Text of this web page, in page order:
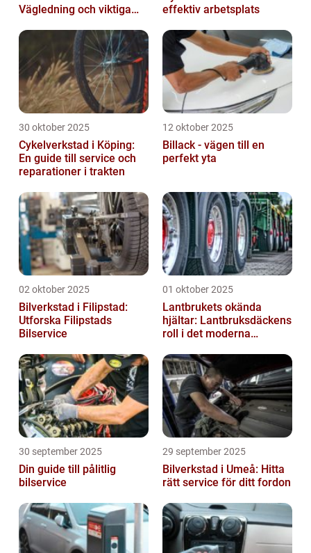
Vägledning och viktiga
effektiv arbetsplats
30 oktober 2025
Cykelverkstad i Köping:
En guide till service och
reparationer i trakten
12 oktober 2025
Billack - vägen till en
perfekt yta
02 oktober 2025
Bilverkstad i Filipstad:
Utforska Filipstads
Bilservice
01 oktober 2025
Lantbrukets okända
hjältar: Lantbruksdäckens
roll i det moderna
30 september 2025
Din guide till pålitlig
bilservice
29 september 2025
Bilverkstad i Umeå: Hitta
rätt service för ditt fordon